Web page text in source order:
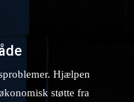
Hjælpen
støtte fra